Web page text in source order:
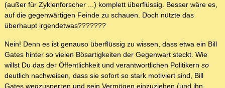
(außer für Zyklenforscher ...) komplett überflüssig. Besser wäre es,
auf die gegenwärtigen Feinde zu schauen. Doch nützte das
überhaupt irgendetwas???????
Nein! Denn es ist genauso überflüssig zu wissen, dass etwa ein Bill
Gates hinter so vielen Bösartigkeiten der Gegenwart steckt. Wie
willst Du das der Öffentlichkeit und verantwortlichen Politikern so
deutlich nachweisen, dass sie sofort so stark motiviert sind, Bill
Gates wegzusperren und sein Vermögen einzuziehen (und ihn